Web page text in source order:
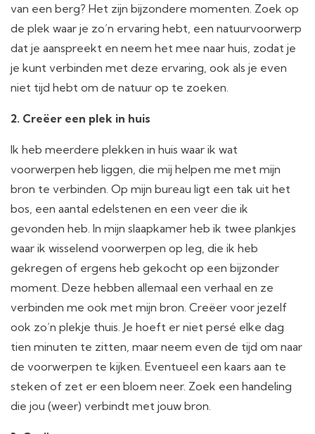
van een berg? Het zijn bijzondere momenten. Zoek op
de plek waar je zo’n ervaring hebt, een natuurvoorwerp
dat je aanspreekt en neem het mee naar huis, zodat je
je kunt verbinden met deze ervaring, ook als je even
niet tijd hebt om de natuur op te zoeken.
2. Creëer een plek in huis
Ik heb meerdere plekken in huis waar ik wat
voorwerpen heb liggen, die mij helpen me met mijn
bron te verbinden. Op mijn bureau ligt een tak uit het
bos, een aantal edelstenen en een veer die ik
gevonden heb. In mijn slaapkamer heb ik twee plankjes
waar ik wisselend voorwerpen op leg, die ik heb
gekregen of ergens heb gekocht op een bijzonder
moment. Deze hebben allemaal een verhaal en ze
verbinden me ook met mijn bron. Creëer voor jezelf
ook zo’n plekje thuis. Je hoeft er niet persé elke dag
tien minuten te zitten, maar neem even de tijd om naar
de voorwerpen te kijken. Eventueel een kaars aan te
steken of zet er een bloem neer. Zoek een handeling
die jou (weer) verbindt met jouw bron.